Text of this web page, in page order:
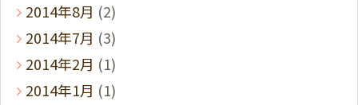
2014年8月 (2)
2014年7月 (3)
2014年2月 (1)
2014年1月 (1)